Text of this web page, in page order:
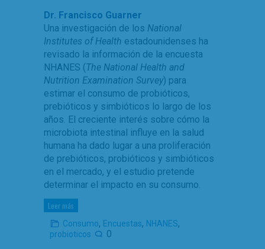
Dr. Francisco Guarner
Una investigación de los National
Institutes of Health estadounidenses ha
revisado la información de la encuesta
NHANES (The National Health and
Nutrition Examination Survey) para
estimar el consumo de probióticos,
prebióticos y simbióticos lo largo de los
años. El creciente interés sobre cómo la
microbiota intestinal influye en la salud
humana ha dado lugar a una proliferación
de prebióticos, probióticos y simbióticos
en el mercado, y el estudio pretende
determinar el impacto en su consumo.
Leer más
Consumo, Encuestas, NHANES,
probioticos 0